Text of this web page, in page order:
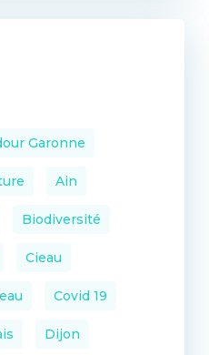
Garonne
Ain
Biodiversité
Cieau
Covid 19
Dijon